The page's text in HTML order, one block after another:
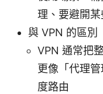
理、要避開
與 VPN 的區別
VPN 通常把
更像「代理
度路由